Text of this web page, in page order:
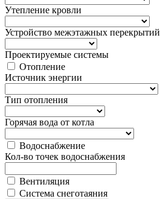
Утепление кровли
Устройство межэтажных перекрытий
Проектируемые системы
Отопление
Источник энергии
Тип отопления
Горячая вода от котла
Водоснабжение
Кол-во точек водоснабжения
Вентиляция
Система снеготаяния